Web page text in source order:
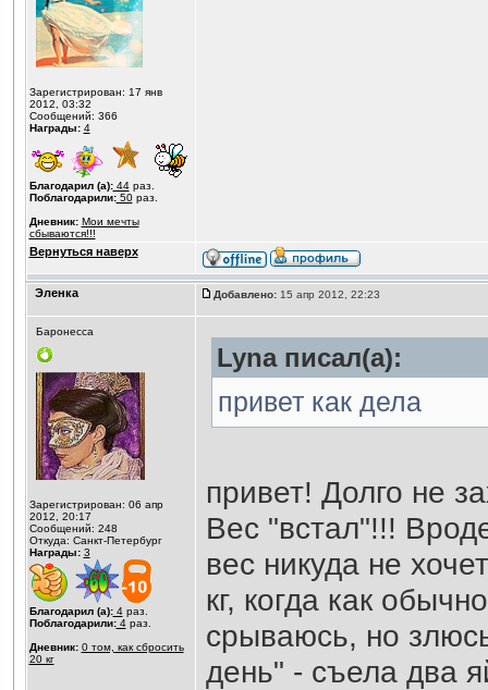
Зарегистрирован: 17 янв
2012, 03:32
Сообщений: 366
Награды: 4
Благодарил (а):44раз.
Поблагодарили:50раз.
Дневник: Мои мечты
сбываются!!!
Вернуться наверх
Эленка Добавлено:15 апр 2012, 22:23
Баронесса
Зарегистрирован: 06 апр
2012, 20:17
Сообщений: 248
Откуда: Санкт-Петербург
Награды: 3
Благодарил (а):4раз.
Поблагодарили:4раз.
Дневник: 0 том, как сбросить
20 кг
Lyna писал(а):
привет как дела
привет! Долго не
Вес "встал"!!!
вес никуда не
кг, когда как
срываюсь, но
день" - съела два